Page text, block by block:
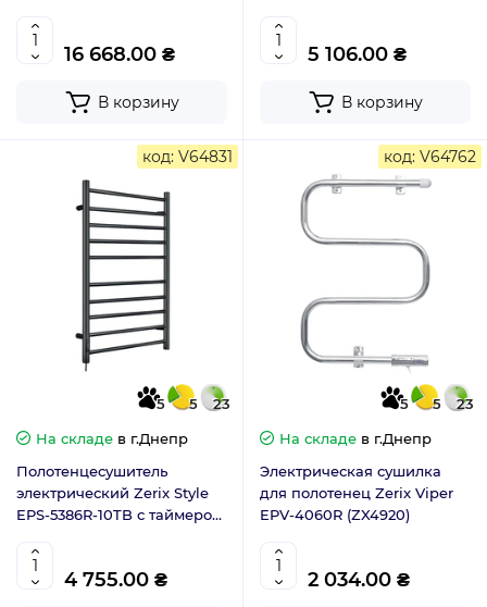
регулятором
16 668.00 ₴
В корзину
5 106.00 ₴
В корзину
код: V64831
5 5
23
На складе в г.Днепр
Полотенцесушитель
электрический Zerix Style
EPS-5386R-10TB с таймером
4 755.00 ₴
код: V64762
5 5
23
На складе в г.Днепр
Электрическая сушилка
для полотенец Zerix Viper
EPV-4060R (ZX4920)
2 034.00 ₴